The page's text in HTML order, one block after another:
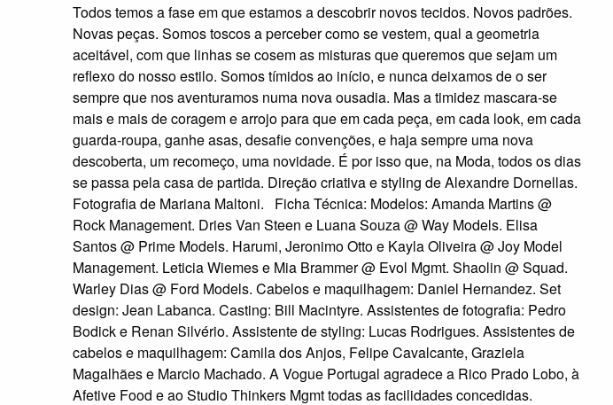
Todos temos a fase em que estamos a descobrir novos tecidos. Novos padrões.
Novas peças. Somos toscos a perceber como se vestem, qual a geometria
aceitável, com que linhas se cosem as misturas que queremos que sejam um
reflexo do nosso estilo. Somos tímidos ao início, e nunca deixamos de o ser
sempre que nos aventuramos numa nova ousadia. Mas a timidez mascara-se
mais e mais de coragem e arrojo para que em cada peça, em cada look, em cada
guarda-roupa, ganhe asas, desafie convenções, e haja sempre uma nova
descoberta, um recomeço, uma novidade. É por isso que, na Moda, todos os dias
se passa pela casa de partida. Direção criativa e styling de Alexandre Dornellas.
Fotografia de Mariana Maltoni. Ficha Técnica: Modelos: Amanda Martins @
Rock Management. Dries Van Steen e Luana Souza @ Way Models. Elisa
Santos @ Prime Models. Harumi, Jeronimo Otto e Kayla Oliveira @ Joy Model
Management. Leticia Wiemes e Mia Brammer @ Evol Mgmt. Shaolin @ Squad.
Warley Dias @ Ford Models. Cabelos e maquilhagem: Daniel Hernandez. Set
design: Jean Labanca. Casting: Bill Macintyre. Assistentes de fotografia: Pedro
Bodick e Renan Silvério. Assistente de styling: Lucas Rodrigues. Assistentes de
cabelos e maquilhagem: Camila dos Anjos, Felipe Cavalcante, Graziela
Magalhães e Marcio Machado. A Vogue Portugal agradece a Rico Prado Lobo, à
Afetive Food e ao Studio Thinkers Mgmt todas as facilidades concedidas.